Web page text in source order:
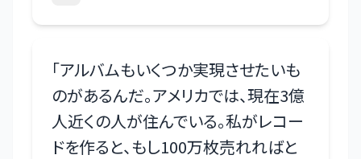
「アルバムもいくつか実現させたいも
のがあるんだ。アメリカでは、現在3億
人近くの人が住んでいる。私がレコー
ドを作ると、もし100万枚売れればと